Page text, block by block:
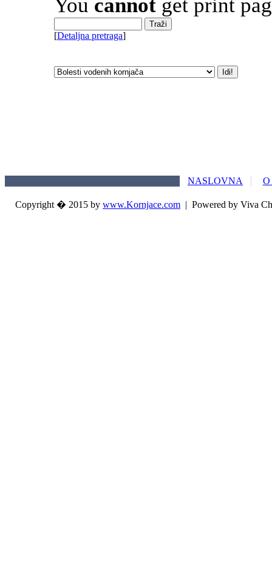
You cannot get print
[Detaljna pretraga]
NASLOVNA
Copyright � 2015 by www.Kornjace.com | Powered by Viva